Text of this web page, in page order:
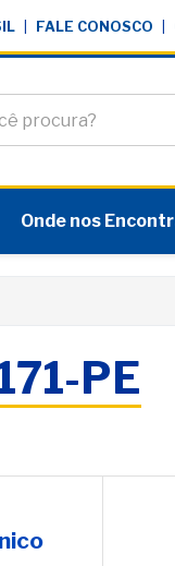
FALE CONOSCO
Onde nos
PE